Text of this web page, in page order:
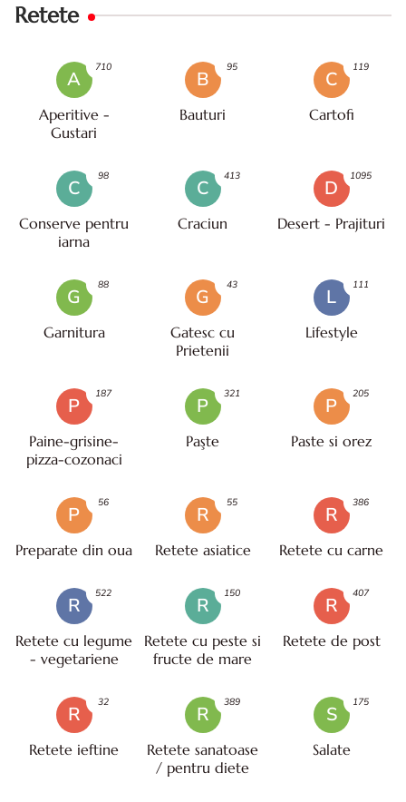
Retete
A
Aperitive -
Gustari
710
B
Bauturi
95
C
Cartofi
119
C
Conserve pentru
iarna
98
C
Craciun
413
D
Desert - Prajituri
1095
G
Garnitura
88
G
Gatesc cu
Prietenii
43
L
Lifestyle
111
P
Paine-grisine-
pizza-cozonaci
187
P
Paşte
321
P
Paste si orez
205
P
Preparate din oua
56
R
Retete asiatice
55
R
Retete cu carne
386
R
Retete cu legume
- vegetariene
522
R
Retete cu peste si
fructe de mare
150
R
Retete de post
407
R
Retete ieftine
32
R
Retete sanatoase
/ pentru diete
389
S
Salate
175